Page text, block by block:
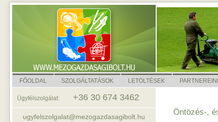
FŐOLDAL SZOLGÁLTATÁSOK LETÖLTÉSEK
Öntözés-,
Ügyfélszolgálat: +36 30 674 3462
ugyfelszolgalat@mezogazdasagibolt.hu